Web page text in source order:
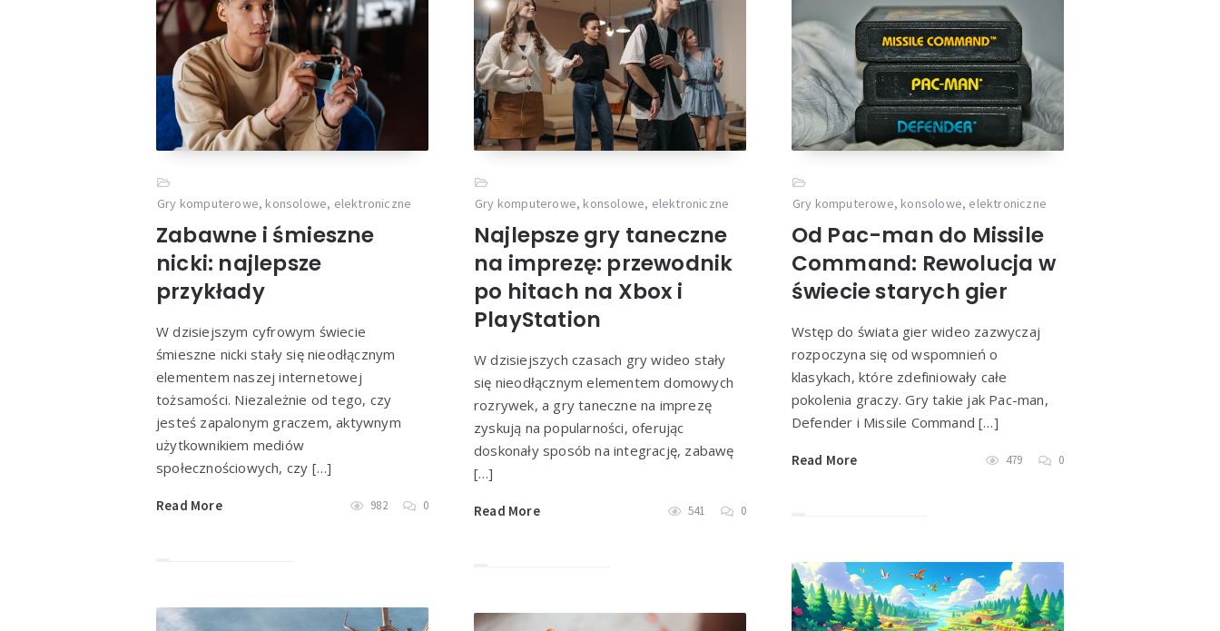
Gry komputerowe, konsolowe, elektroniczne
Zabawne i śmieszne
nicki: najlepsze
przykłady
W dzisiejszym cyfrowym świecie
śmieszne nicki stały się nieodłącznym
elementem naszej internetowej
tożsamości. Niezależnie od tego, czy
jesteś zapalonym graczem, aktywnym
użytkownikiem mediów
społecznościowych, czy […]
Read More 982 0
Gry komputerowe, konsolowe, elektroniczne
Najlepsze gry taneczne
na imprezę: przewodnik
po hitach na Xbox i
PlayStation
W dzisiejszych czasach gry wideo stały
się nieodłącznym elementem domowych
rozrywek, a gry taneczne na imprezę
zyskują na popularności, oferując
doskonały sposób na integrację, zabawę
[…]
Read More 541 0
Gry komputerowe, konsolowe, elektroniczne
Od Pac-man do Missile
Command: Rewolucja w
świecie starych gier
Wstęp do świata gier wideo zazwyczaj
rozpoczyna się od wspomnień o
klasykach, które zdefiniowały całe
pokolenia graczy. Gry takie jak Pac-man,
Defender i Missile Command […]
Read More 479 0